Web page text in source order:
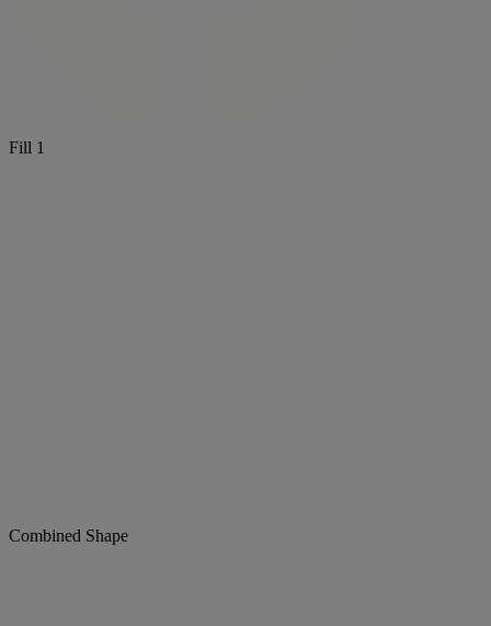
Fill 1
Combined Shape